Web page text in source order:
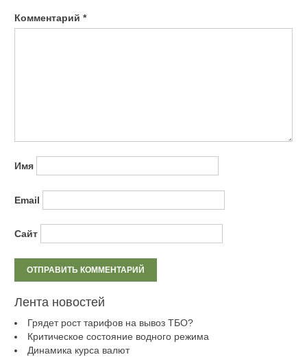
Комментарий *
Имя
Email
Сайт
Лента новостей
Грядет рост тарифов на вывоз ТБО?
Критическое состояние водного режима
Динамика курса валют